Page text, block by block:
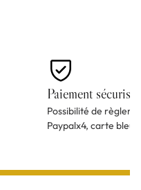
Paiement sécurisé
Possibilité de
Paypalx4, carte